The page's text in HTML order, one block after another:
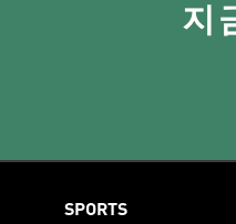
지
SPORTS